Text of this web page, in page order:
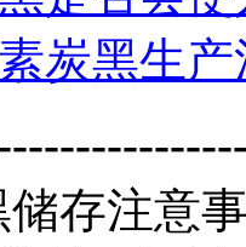
炭黑生
存注意